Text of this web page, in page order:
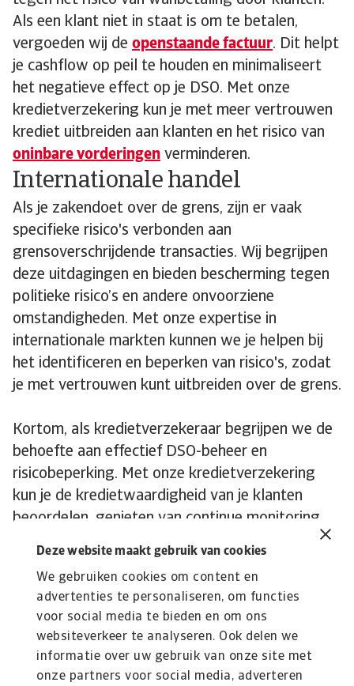
Deze website maakt gebruik van cookies
We gebruiken cookies om content en
advertenties te personaliseren, om functies
voor social media te bieden en om ons
websiteverkeer te analyseren. Ook delen we
informatie over uw gebruik van onze site met
onze partners voor social media, adverteren
Als een klant niet in staat is om te betalen,
vergoeden wij de openstaande factuur. Dit helpt
je cashflow op peil te houden en minimaliseert
het negatieve effect op je DSO. Met onze
kredietverzekering kun je met meer vertrouwen
krediet uitbreiden aan klanten en het risico van
oninbare vorderingen verminderen.
Internationale handel
Als je zakendoet over de grens, zijn er vaak
specifieke risico's verbonden aan
grensoverschrijdende transacties. Wij begrijpen
deze uitdagingen en bieden bescherming tegen
politieke risico’s en andere onvoorziene
omstandigheden. Met onze expertise in
internationale markten kunnen we je helpen bij
het identificeren en beperken van risico's, zodat
je met vertrouwen kunt uitbreiden over de grens.
Kortom, als kredietverzekeraar begrijpen we de
behoefte aan effectief DSO-beheer en
risicobeperking. Met onze kredietverzekering
kun je de kredietwaardigheid van je klanten
beoordelen, genieten van continue monitoring,
beschermd worden tegen wanbetaling en
Laat ons je helpen om je financiële positie te
versterken en je DSO effectief te beheren in de
snel veranderende economie van vandaag.